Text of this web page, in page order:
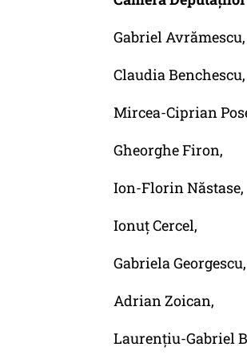
Gabriel Avrămescu,
Claudia Benchescu,
Mircea-Ciprian
Gheorghe Firon,
Ion-Florin Năstase,
Ionuț Cercel,
Gabriela Georgescu,
Adrian Zoican,
Laurențiu-Gabriel